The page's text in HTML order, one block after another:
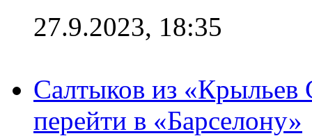
27.9.2023, 18:35
Салтыков из «Крыльев
перейти в «Барселону»